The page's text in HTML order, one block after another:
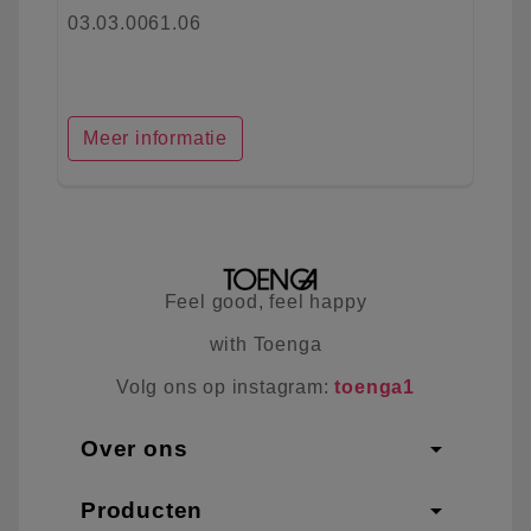
03.03.0061.06
Meer informatie
Feel good, feel happy
with Toenga
Volg ons op instagram:toenga1
Over ons arrow_drop_down
Producten arrow_drop_down